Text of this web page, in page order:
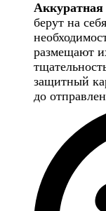
Аккуратная
берут на
размещают
защитный
до